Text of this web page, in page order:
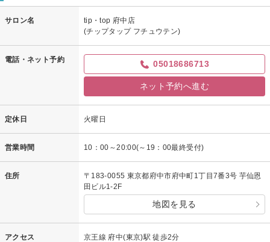
サロン名
tip・top 府中店
(チップタップ フチュウテン)
電話・ネット予約 05018686713
ネット予約へ進む
定休日 火曜日
営業時間 10：00～20:00(～19：00最終受付)
住所
〒183-0055 東京都府中市府中町1丁目7番3号 芋仙恩
田ビル1-2F
地図を見る
アクセス 京王線 府中(東京)駅 徒歩2分